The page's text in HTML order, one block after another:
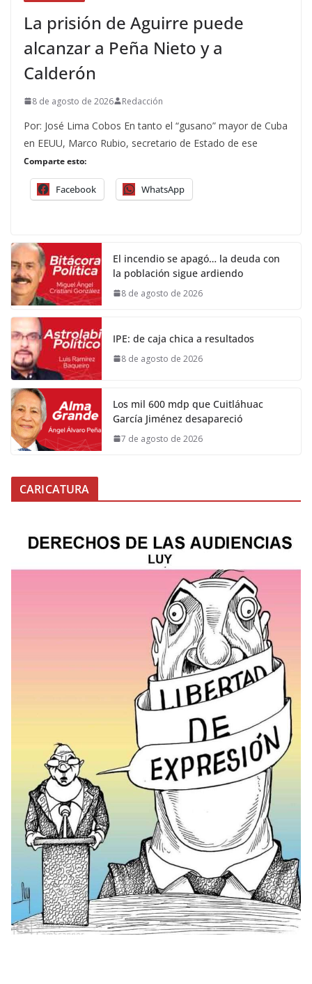
La prisión de Aguirre puede
alcanzar a Peña Nieto y a
Calderón
8 de agosto de 2026 Redacción
Por: José Lima Cobos En tanto el “gusano” mayor de Cuba
en EEUU, Marco Rubio, secretario de Estado de ese
Comparte esto:
Facebook WhatsApp
El incendio se apagó… la deuda con
la población sigue ardiendo
8 de agosto de 2026
IPE: de caja chica a resultados
8 de agosto de 2026
Los mil 600 mdp que Cuitláhuac
García Jiménez desapareció
7 de agosto de 2026
CARICATURA